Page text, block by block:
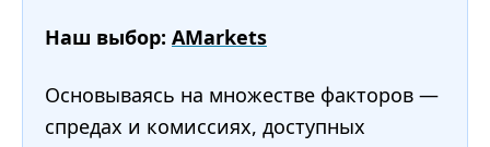
Наш выбор: AMarkets
Основываясь на множестве факторов —
спредах и комиссиях, доступных